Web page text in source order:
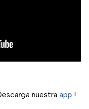
nuestra app !